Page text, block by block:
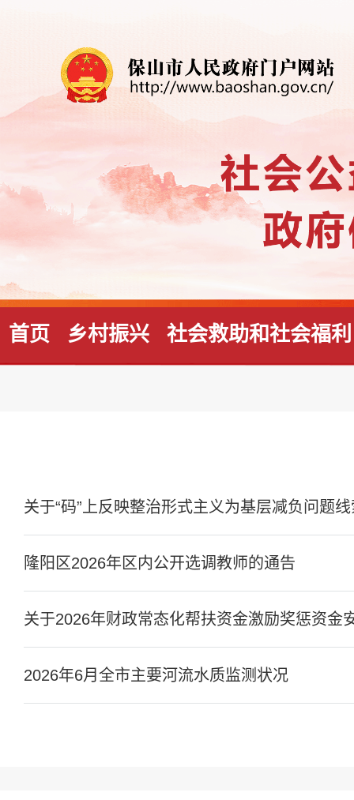
首页 乡村振兴 社会救助和社会福利
关于“码”上反映整治形式主义为基层减负问题
隆阳区2026年区内公开选调教师的通告
关于2026年财政常态化帮扶资金激励奖惩资金
2026年6月全市主要河流水质监测状况